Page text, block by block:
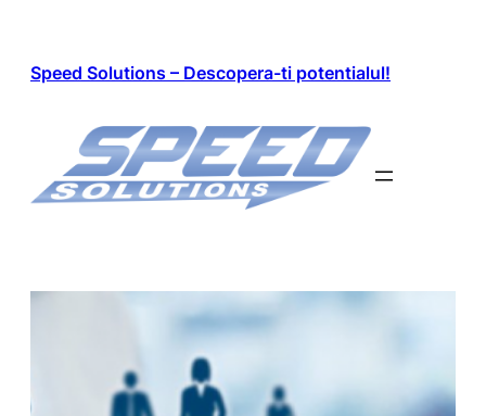
content
Speed Solutions – Descopera-ti potentialul!